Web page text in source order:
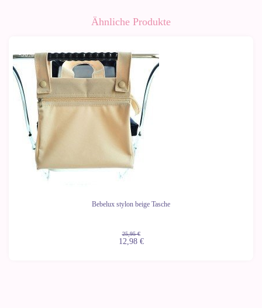
Ähnliche Produkte
Bebelux stylon beige Tasche
25,95 €
-50%
12,98 €